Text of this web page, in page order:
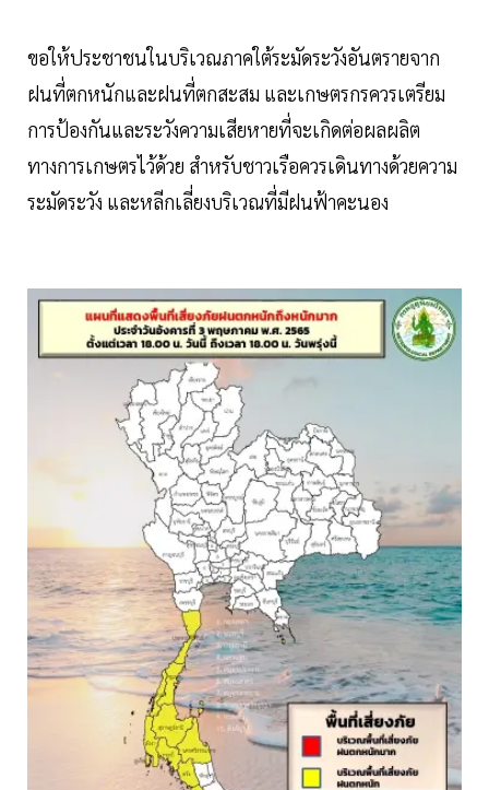
ขอให้ประชาชนในบริเวณภาคใต้ระมัดระวังอันตรายจาก
ฝนที่ตกหนักและฝนที่ตกสะสม และเกษตรกรควรเตรียม
การป้องกันและระวังความเสียหายที่จะเกิดต่อผลผลิต
ทางการเกษตรไว้ด้วย สำหรับชาวเรือควรเดินทางด้วยความ
ระมัดระวัง และหลีกเลี่ยงบริเวณที่มีฝนฟ้าคะนอง